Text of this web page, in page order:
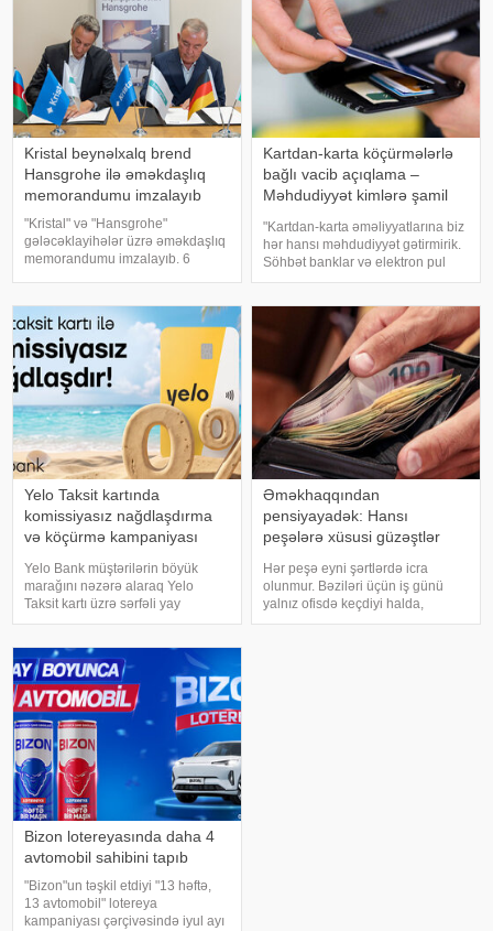
Kristal beynəlxalq brend
Hansgrohe ilə əməkdaşlıq
memorandumu imzalayıb
"Kristal" və "Hansgrohe"
gələcəklayihələr üzrə əməkdaşlıq
memorandumu imzalayıb. 6
olan "Kristal" ilə premium sanitar
avadanlıqlarıv
Kartdan-karta köçürmələrlə
bağlı vacib açıqlama –
Məhdudiyyət kimlərə şamil
"Kartdan-karta əməliyyatlarına biz
hər hansı məhdudiyyət gətirmirik.
Söhbət banklar və elektron pul
təşkilatları tərəfindən ödəniş
üzrə risk əsaslı baza həddinə bəlli
bir məhdudiyyətləri
Yelo Taksit kartında
komissiyasız nağdlaşdırma
və köçürmə kampaniyası
Yelo Bank müştərilərin böyük
marağını nəzərə alaraq Yelo
Taksit kartı üzrə sərfəli yay
kampaniyasının müddətini uzatdı
genişləndirdi!. 14 avqust
tarixinədək Yelo Taksit kartının
kredit xəttindən istifad
Əməkhaqqından
pensiyayadək: Hansı
peşələrə xüsusi güzəştlər
Hər peşə eyni şərtlərdə icra
olunmur. Bəziləri üçün iş günü
yalnız ofisdə keçdiyi halda,
digərləri hər gün həyatını riskə
Bizon lotereyasında daha 4
avtomobil sahibini tapıb
"Bizon"un təşkil etdiyi "13 həftə,
13 avtomobil" lotereya
kampaniyası çərçivəsində iyul ayı